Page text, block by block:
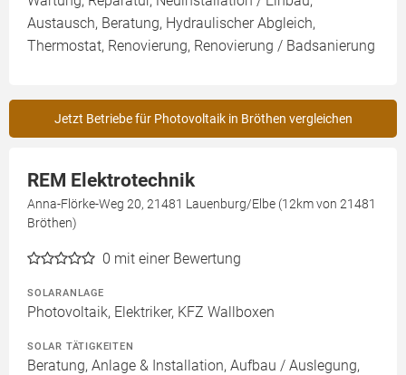
Austausch, Beratung, Hydraulischer Abgleich,
Thermostat, Renovierung, Renovierung / Badsanierung
Jetzt Betriebe für Photovoltaik in Bröthen vergleichen
REM Elektrotechnik
Anna-Flörke-Weg 20, 21481 Lauenburg/Elbe (12km von 21481
Bröthen)
0 mit einer Bewertung
SOLARANLAGE
Photovoltaik, Elektriker, KFZ Wallboxen
SOLAR TÄTIGKEITEN
Beratung, Anlage & Installation, Aufbau / Auslegung,